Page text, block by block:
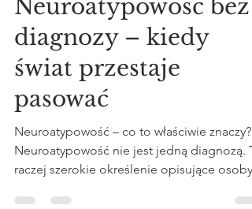
Dlaczego czuję się
„inny”?
Neuroatypowość bez
diagnozy – kiedy
świat przestaje
pasować
Neuroatypowość – co to właściwie znaczy?